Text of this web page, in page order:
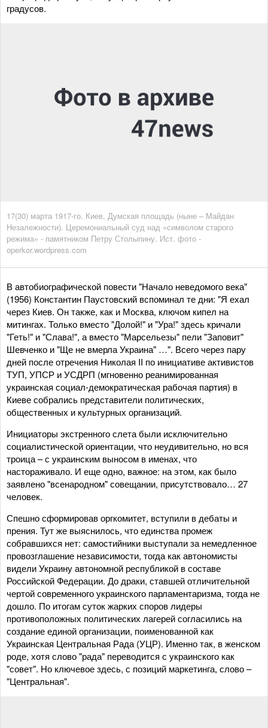
градусов.
17(30) марта 1917-го. Киев, Думская площадь (ныне – Майдан
Незалежности). Церемониальный суд над «символом старого
режима» - памятником Петру Столыпину. Ист. фото -
operkor.wordpress.com
В автобиографической повести "Начало неведомого века"
(1956) Константин Паустовский вспоминал те дни: "Я ехал
через Киев. Он также, как и Москва, ключом кипел на
митингах. Только вместо "Долой!" и "Ура!" здесь кричали
"Геть!" и "Слава!", а вместо "Марсельезы" пели "Заповит"
Шевченко и "Ще не вмерла Украина" …". Всего через пару
дней после отречения Николая II по инициативе активистов
ТУП, УПСР и УСДРП (мгновенно реанимированная
украинская социал-демократическая рабочая партия) в
Киеве собрались представители политических,
общественных и культурных организаций.
Инициаторы экстренного слета были исключительно
социалистической ориентации, что неудивительно, но вся
троица – с украинским выносом в именах, что
настораживало. И еще одно, важное: на этом, как было
заявлено "всенародном" совещании, присутствовало… 27
человек.
Спешно сформировав оргкомитет, вступили в дебаты и
прения. Тут же выяснилось, что единства промеж
собравшихся нет: самостийники выступали за немедленное
провозглашение независимости, тогда как автономисты
видели Украину автономной республикой в составе
Российской Федерации. До драки, ставшей отличительной
чертой современного украинского парламентаризма, тогда не
дошло. По итогам суток жарких споров лидеры
противоположных политических лагерей согласились на
создание единой организации, поименованной как
Украинская Центральная Рада (УЦР). Именно так, в женском
роде, хотя слово "рада" переводится с украинского как
"совет". Но ключевое здесь, с позиций маркетинга, слово –
"Центральная".